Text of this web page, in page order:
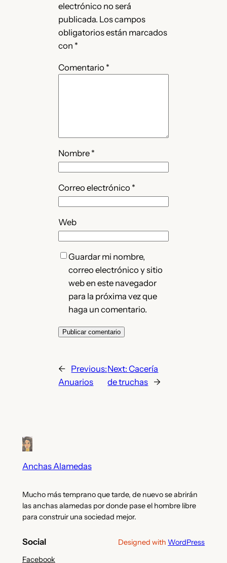
electrónico no será
publicada. Los campos
obligatorios están marcados
con *
Comentario *
Nombre *
Correo electrónico *
Web
Guardar mi nombre,
correo electrónico y sitio
web en este navegador
para la próxima vez que
haga un comentario.
← Previous:
Anuarios
Next:Cacería
de truchas →
Anchas Alamedas
Mucho más temprano que tarde, de nuevo se abrirán
las anchas alamedas por donde pase el hombre libre
para construir una sociedad mejor.
Social
Facebook
Designed with WordPress